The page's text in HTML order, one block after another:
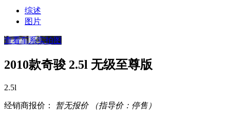
综述
图片
查看车系实拍图
2010款奇骏 2.5l 无级至尊版
2.5l
经销商报价： 暂无报价 （指导价：停售）